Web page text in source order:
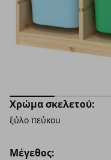
Χρώμα σκελετού:
ξύλο πεύκου
Μέγεθος: